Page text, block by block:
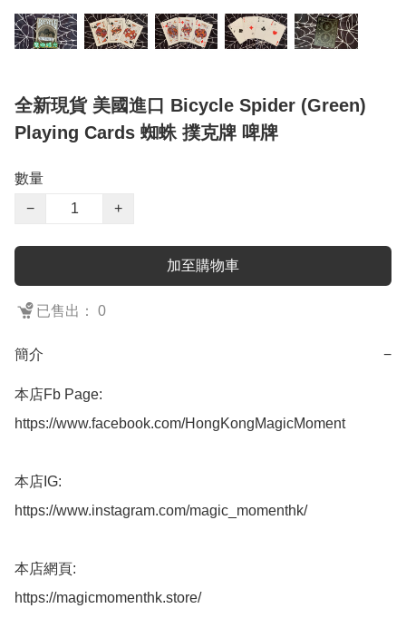
全新現貨 美國進口 Bicycle Spider (Green)
Playing Cards 蜘蛛 撲克牌 啤牌
數量
−
+
加至購物車
已售出： 0
簡介 −
本店Fb Page:
https://www.facebook.com/HongKongMagicMoment
本店IG:
https://www.instagram.com/magic_momenthk/
本店網頁:
https://magicmomenthk.store/